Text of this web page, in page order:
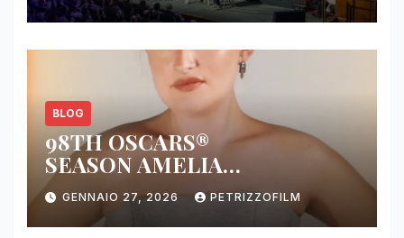
BLOG
98TH OSCARS®
SEASON AMELIA
DIMOLDENBERG RETURNS
FOR THIRD YEAR
GENNAIO 27, 2026 PETRIZZOFILM